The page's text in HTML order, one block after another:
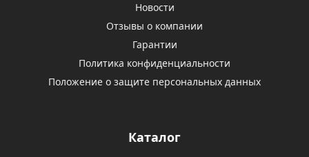
Новости
Отзывы о компании
Гарантии
Политика конфиденциальности
Положение о защите персональных данных
Каталог